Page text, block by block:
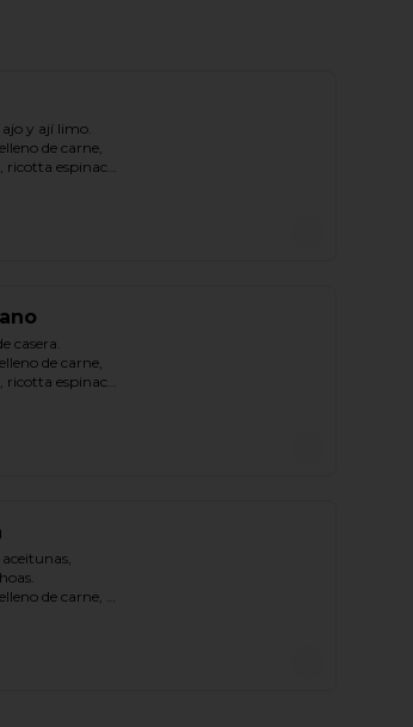
y ají limo.
de carne,
ricotta espinaca,
casera.
de carne,
ricotta espinaca,
de carne,